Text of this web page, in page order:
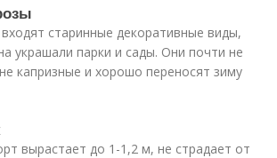
старинные декоративные виды,
украшали парки и сады. Они почти не
капризные и хорошо переносят зиму
вырастает до 1-1,2 м, не страдает от